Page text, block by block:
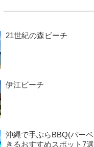
21世紀の森ビーチ
伊江ビーチ
沖縄で手ぶらBBQ(バー
きるおすすめスポット7選